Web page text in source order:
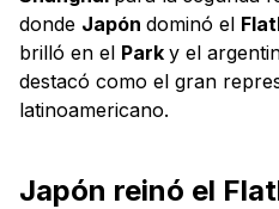
donde Japón dominó el
brilló en el Park y el
destacó como el gran
latinoamericano.
Japón reinó el